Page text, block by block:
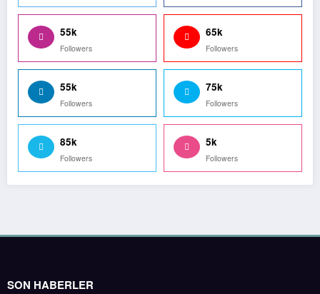
55k
Followers
65k
Followers
55k
Followers
75k
Followers
85k
Followers
5k
Followers
SON HABERLER